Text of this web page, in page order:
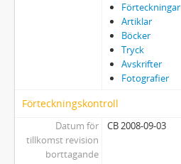
Förteckningar
Artiklar
Böcker
Tryck
Avskrifter
Fotografier
Förteckningskontroll
Datum för
tillkomst revision
borttagande
CB 2008-09-03